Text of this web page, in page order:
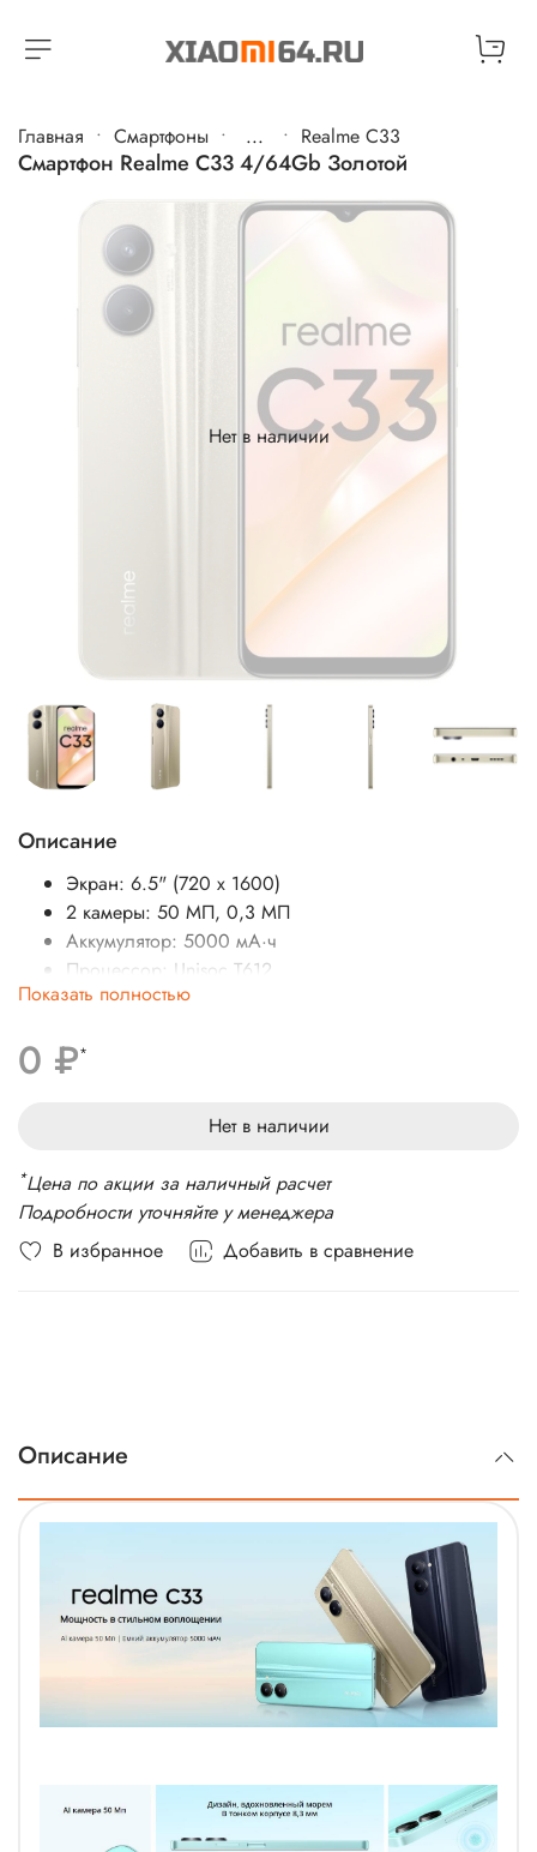
Главная Cмартфоны ... Realme C33
Смартфон Realme C33 4/64Gb Золотой
В избранное Добавить в сравнение
Нет в наличии
Описание
Экран: 6.5" (720 x 1600)
2 камеры: 50 МП, 0,3 МП
Аккумулятор: 5000 мА·ч
Процессор: Unisoc T612
SIM-карты: 2 (nano-
Беспроводные интерфейсы: Bluetooth, Wi-Fi
Показать полностью
0 ₽*
Нет в наличии
*Цена по акции за наличный расчет
Подробности уточняйте у менеджера
Описание